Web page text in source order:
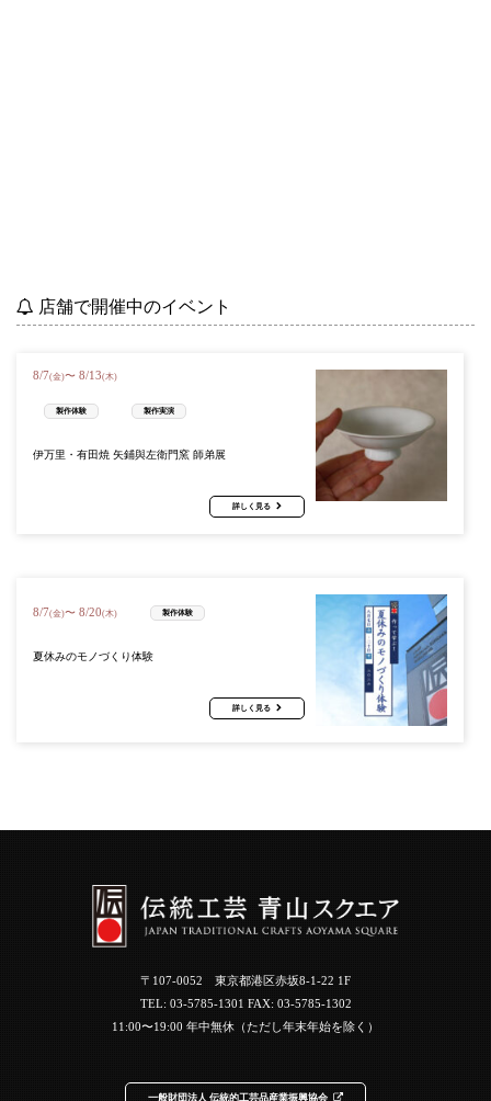
店舗で開催中のイベント
8/7(金)〜 8/13(木)
製作体験 製作実演
伊万里・有田焼 矢鋪與左衛門窯 師弟展
詳しく見る
8/7(金)〜 8/20(木) 製作体験
夏休みのモノづくり体験
詳しく見る
〒107-0052 東京都港区赤坂8-1-22 1F
TEL: 03-5785-1301 FAX: 03-5785-1302
11:00〜19:00 年中無休（ただし年末年始を除く）
一般財団法人 伝統的工芸品産業振興協会